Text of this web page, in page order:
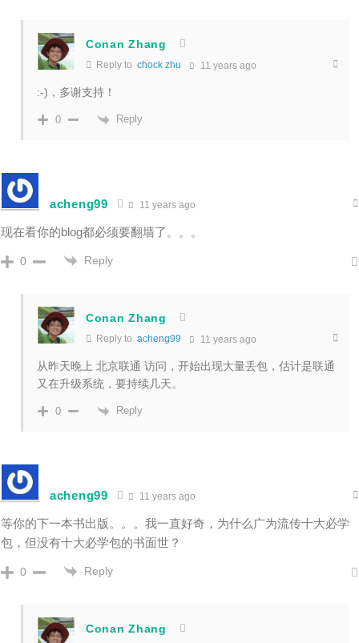
Conan Zhang
Reply to chock zhu 11 years ago
:-)，多谢支持！
0 Reply
acheng99 11 years ago
现在看你的blog都必须要翻墙了。。。
0 Reply
Conan Zhang
Reply to acheng99 11 years ago
从昨天晚上 北京联通 访问，开始出现大量丢包，估计是联通
又在升级系统，要持续几天。
0 Reply
acheng99 11 years ago
等你的下一本书出版。。。我一直好奇，为什么广为流传十大必学
包，但没有十大必学包的书面世？
0 Reply
Conan Zhang